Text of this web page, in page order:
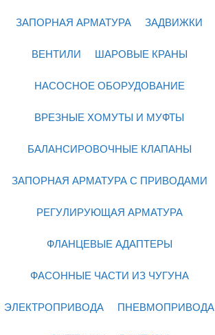
ЗАПОРНАЯ АРМАТУРА ЗАДВИЖКИ
ВЕНТИЛИ ШАРОВЫЕ КРАНЫ
НАСОСНОЕ ОБОРУДОВАНИЕ
ВРЕЗНЫЕ ХОМУТЫ И МУФТЫ
БАЛАНСИРОВОЧНЫЕ КЛАПАНЫ
ЗАПОРНАЯ АРМАТУРА С ПРИВОДАМИ
РЕГУЛИРУЮЩАЯ АРМАТУРА
ФЛАНЦЕВЫЕ АДАПТЕРЫ
ФАСОННЫЕ ЧАСТИ ИЗ ЧУГУНА
ЭЛЕКТРОПРИВОДА ПНЕВМОПРИВОДА